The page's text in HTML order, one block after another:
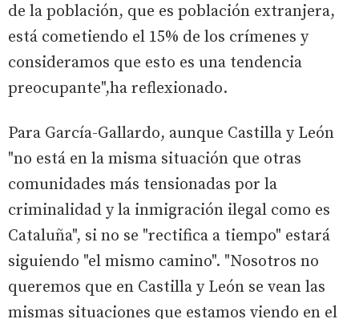
de la población, que es población extranjera,
está cometiendo el 15% de los crímenes y
consideramos que esto es una tendencia
preocupante",ha reflexionado.
Para García-Gallardo, aunque Castilla y León
"no está en la misma situación que otras
comunidades más tensionadas por la
criminalidad y la inmigración ilegal como es
Cataluña", si no se "rectifica a tiempo" estará
siguiendo "el mismo camino". "Nosotros no
queremos que en Castilla y León se vean las
mismas situaciones que estamos viendo en el